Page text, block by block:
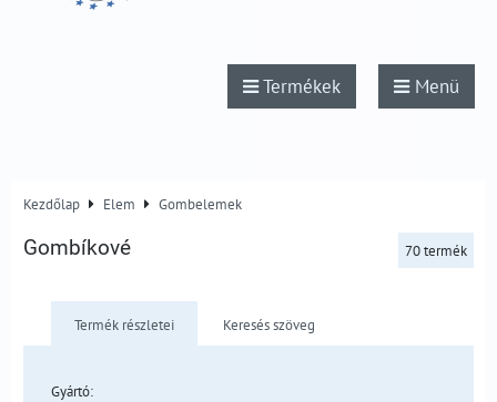
Termékek Menü
Kezdőlap Elem Gombelemek
Gombíkové 70termék
Termék részletei Keresés szöveg
Gyártó: